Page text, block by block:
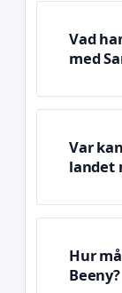
Vad
med
Var
landet
Hur
Beeny?